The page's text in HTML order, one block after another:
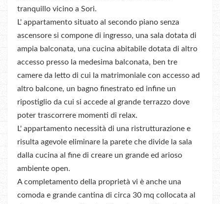
tranquillo vicino a Sori.
L' appartamento situato al secondo piano senza
ascensore si compone di ingresso, una sala dotata di
ampia balconata, una cucina abitabile dotata di altro
accesso presso la medesima balconata, ben tre
camere da letto di cui la matrimoniale con accesso ad
altro balcone, un bagno finestrato ed infine un
ripostiglio da cui si accede al grande terrazzo dove
poter trascorrere momenti di relax.
L' appartamento necessità di una ristrutturazione e
risulta agevole eliminare la parete che divide la sala
dalla cucina al fine di creare un grande ed arioso
ambiente open.
A completamento della proprietà vi è anche una
comoda e grande cantina di circa 30 mq collocata al